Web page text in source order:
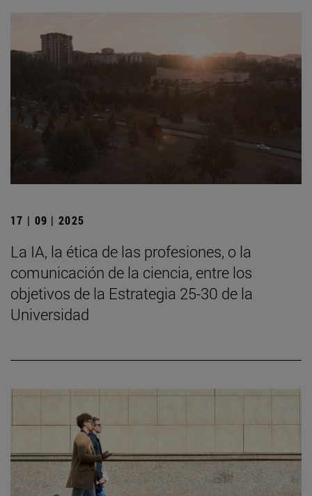
17 | 09 | 2025
La IA, la ética de las profesiones, o la
comunicación de la ciencia, entre los
objetivos de la Estrategia 25-30 de la
Universidad